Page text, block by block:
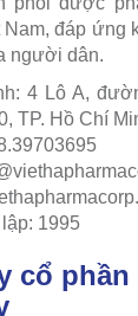
Nam, đáp ứng
người dân.
4 Lô A,
TP. Hồ Chí
1995
cổ